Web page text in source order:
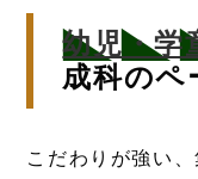
幼児・学
成科のペ
こだわりが強い